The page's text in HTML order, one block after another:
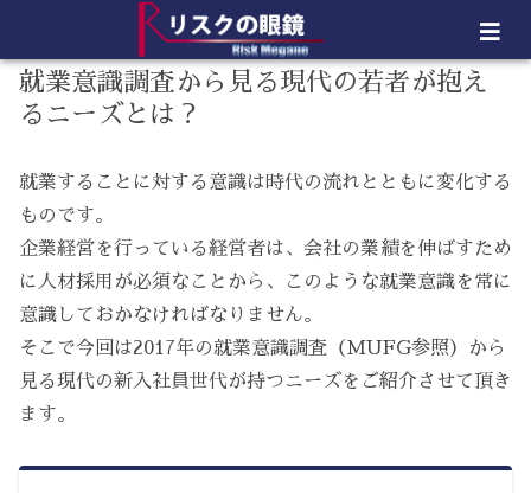
就業意識調査から見る現代の若者が抱え
るニーズとは？
就業することに対する意識は時代の流れとともに変化する
ものです。
企業経営を行っている経営者は、会社の業績を伸ばすため
に人材採用が必須なことから、このような就業意識を常に
意識しておかなければなりません。
そこで今回は2017年の就業意識調査（MUFG参照）から
見る現代の新入社員世代が持つニーズをご紹介させて頂き
ます。